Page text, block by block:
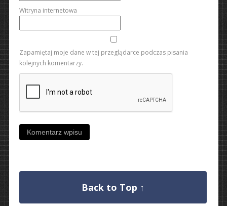
Witryna internetowa
Zapamiętaj moje dane w tej przeglądarce podczas pisania
kolejnych komentarzy.
Back to Top ↑